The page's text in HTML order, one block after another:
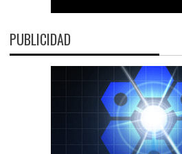
PUBLICIDAD